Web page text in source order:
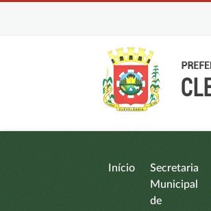
Início
Secretaria
Municipal
de